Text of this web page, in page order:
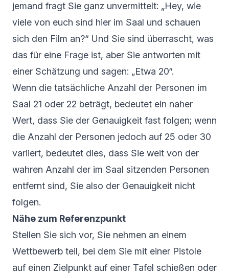
jemand fragt Sie ganz unvermittelt: „Hey, wie
viele von euch sind hier im Saal und schauen
sich den Film an?“ Und Sie sind überrascht, was
das für eine Frage ist, aber Sie antworten mit
einer Schätzung und sagen: „Etwa 20“.
Wenn die tatsächliche Anzahl der Personen im
Saal 21 oder 22 beträgt, bedeutet ein naher
Wert, dass Sie der Genauigkeit fast folgen; wenn
die Anzahl der Personen jedoch auf 25 oder 30
variiert, bedeutet dies, dass Sie weit von der
wahren Anzahl der im Saal sitzenden Personen
entfernt sind, Sie also der Genauigkeit nicht
folgen.
Nähe zum Referenzpunkt
Stellen Sie sich vor, Sie nehmen an einem
Wettbewerb teil, bei dem Sie mit einer Pistole
auf einen Zielpunkt auf einer Tafel schießen oder